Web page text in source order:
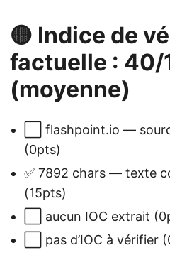
🟡 Indice de
factuelle : 40/
(moyenne)
⬜ flashpoint.io —
(0pts)
✅ 7892 chars — texte
(15pts)
⬜ aucun IOC extrait
⬜ pas d’IOC à vérifier